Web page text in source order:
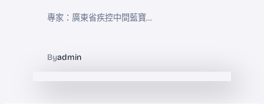
專家：廣東省疾控中間藍寶…
Byadmin